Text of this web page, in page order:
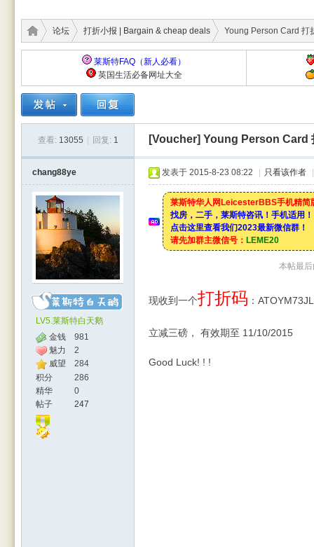
特华
人网
论坛 打折小报 | Bargain & cheap deals Young Person Card 打
莱斯特FAQ（新人必看）
英国生活必备网址大全
查看: 13055 回复: 1 [Voucher] Young Person Card
chang88ye
LV5.莱斯特白天鹅
金钱
981
魅力
2
威望
284
积分
286
精华
0
帖子
247
发表于 2015-8-23 08:22 只看该作者
莱斯特华人网LeicesterBBS手机精简
找房，二手，莱斯特咨讯！手机适用！
点击这里查看我们2023最新微信群！
请先加群主微信号： LEME20
本帖最
现收到一个打折码 ：
立减三磅， 有效期至 11/10/2015
Good Luck! ! !